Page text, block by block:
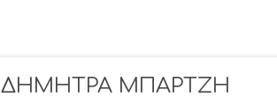
ΔΗΜΗΤΡΑ ΜΠΑΡΤΖΗ